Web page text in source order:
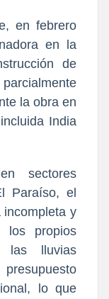
en febrero
en la
de
la obra en
India
sectores
Paraíso, el
incompleta y
los propios
las lluvias
lo que